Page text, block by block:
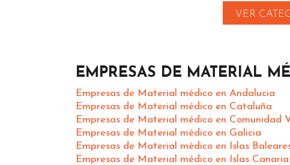
VER
EMPRESAS DE MATERIAL
Empresas de Material médico en Andalucia
Empresas de Material médico en Cataluña
Empresas de Material médico en Comunidad
Empresas de Material médico en Galicia
Empresas de Material médico en Islas
Empresas de Material médico en Islas